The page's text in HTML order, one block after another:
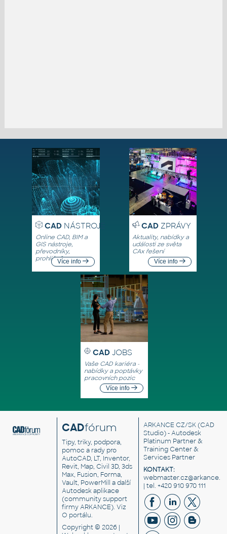
CADNÁSTROJE
Online CAD, BIM a
GIS nástroje,
převodníky,
prohlížečeVíce info
CADZPRÁVY
Aktuality, nabídky a
události ze světa
CAx řešení
Více info
CAD JOBS
Vaše CAD kariéra -
nabídky a poptávky
pracovních pozic
Více info
CADfórum
Tipy, triky, podpora,
pomoc a rady pro
AutoCAD, LT, Inventor,
Revit, Map, Civil 3D, 3ds
Max, Fusion, Forma,
Vault, PowerMill a další
Autodesk aplikace
(community support
firmy ARKANCE). Viz
O portálu.
Copyright © 2026 |
ARKANCE CZ/SK(CAD
Studio) - Autodesk
Platinum Partner &
Training Center &
Services Partner
KONTAKT:
| tel. +420 910 970 111